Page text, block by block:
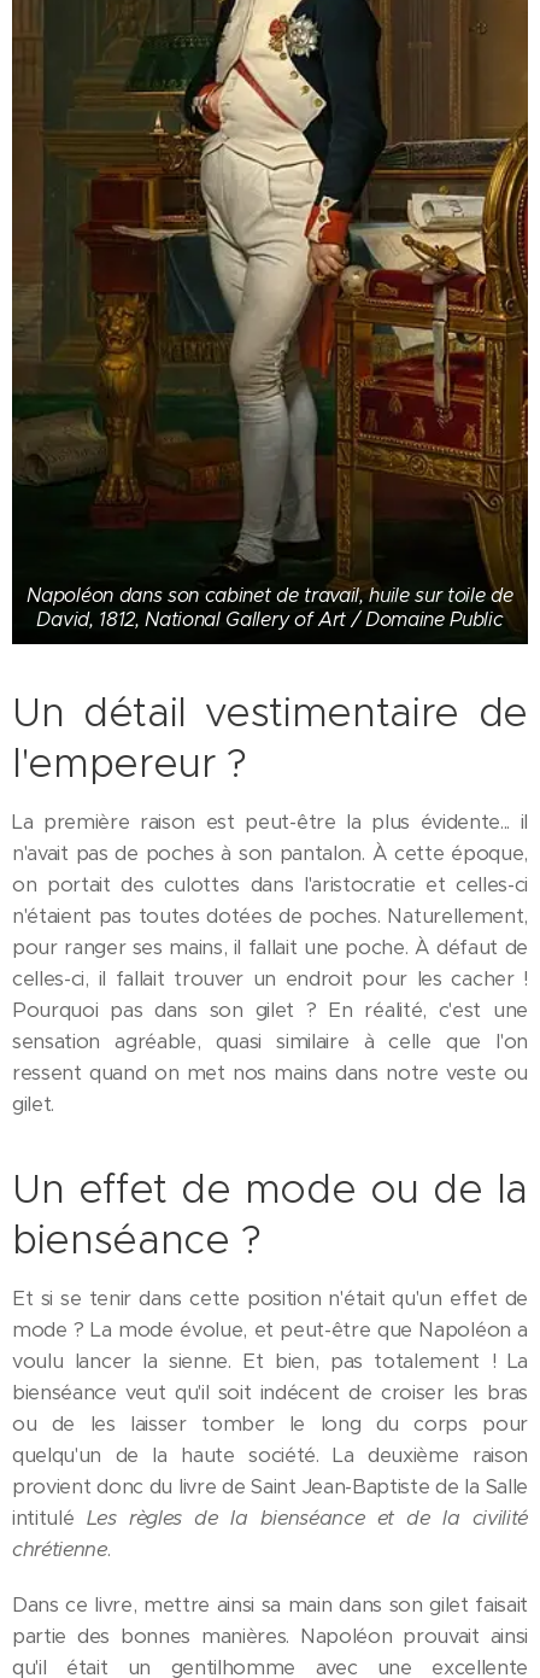
Napoléon dans son cabinet de travail, huile sur toile de
David, 1812, National Gallery of Art / Domaine Public
Un détail vestimentaire de
l'empereur ?
La première raison est peut-être la plus évidente... il
n'avait pas de poches à son pantalon. À cette époque,
on portait des culottes dans l'aristocratie et celles-ci
n'étaient pas toutes dotées de poches. Naturellement,
pour ranger ses mains, il fallait une poche. À défaut de
celles-ci, il fallait trouver un endroit pour les cacher !
Pourquoi pas dans son gilet ? En réalité, c'est une
sensation agréable, quasi similaire à celle que l'on
ressent quand on met nos mains dans notre veste ou
gilet.
Un effet de mode ou de la
bienséance ?
Et si se tenir dans cette position n'était qu'un effet de
mode ? La mode évolue, et peut-être que Napoléon a
voulu lancer la sienne. Et bien, pas totalement ! La
bienséance veut qu'il soit indécent de croiser les bras
ou de les laisser tomber le long du corps pour
quelqu'un de la haute société. La deuxième raison
provient donc du livre de Saint Jean-Baptiste de la Salle
intitulé Les règles de la bienséance et de la civilité
chrétienne.
Dans ce livre, mettre ainsi sa main dans son gilet faisait
partie des bonnes manières. Napoléon prouvait ainsi
qu'il était un gentilhomme avec une excellente